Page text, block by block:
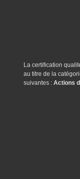
La certification
au titre de la
suivantes : Actions